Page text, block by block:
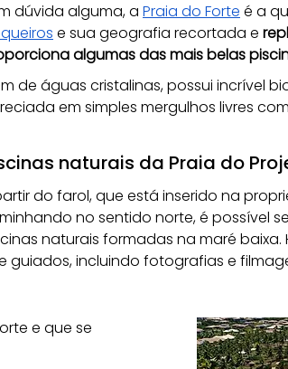
dúvida alguma, a Praia do Forte é a
e sua geografia recortada e
algumas das mais belas
de águas cristalinas, possui incrível
em simples mergulhos livres
naturais da Praia do
do farol, que está inserido na
no sentido norte, é possível
naturais formadas na maré
guiados, incluindo fotografias e
e que se